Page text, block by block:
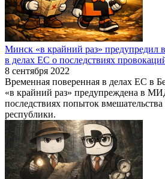
Минск «в крайний раз» предупредил
в делах ЕС о последствиях
8 сентября 2022
Временная поверенная в делах ЕС в
«в крайний раз» предупреждена в
последствиях попыток
республики.